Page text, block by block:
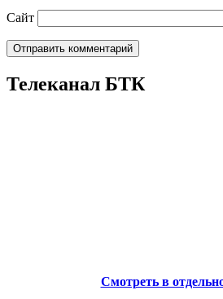
Сайт
Телеканал БТК
Смотреть в